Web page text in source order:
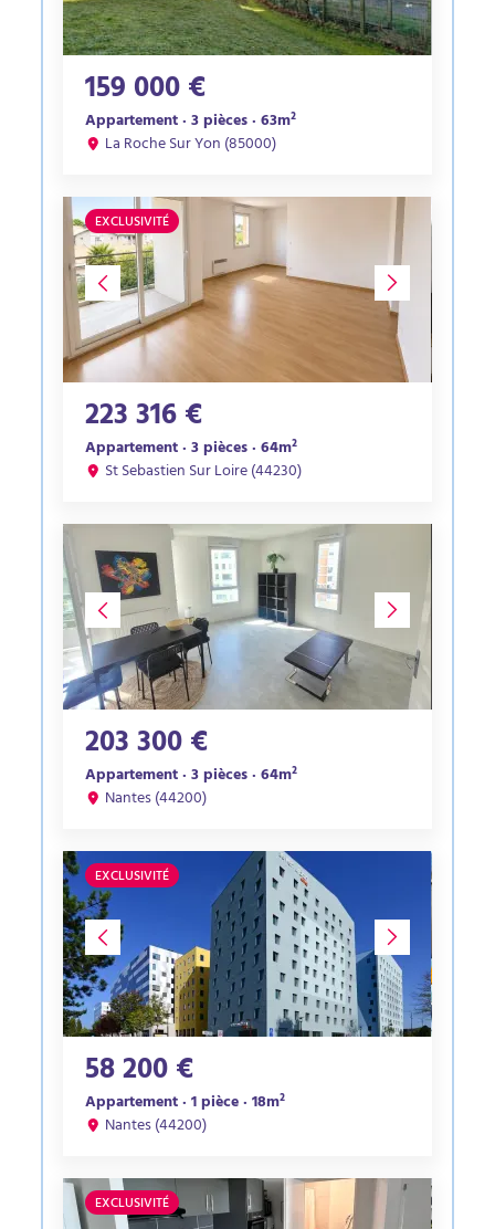
159 000 €
Appartement · 3 pièces · 63m²
La Roche Sur Yon (85000)
EXCLUSIVITÉ
223 316 €
Appartement · 3 pièces · 64m²
St Sebastien Sur Loire (44230)
203 300 €
Appartement · 3 pièces · 64m²
Nantes (44200)
EXCLUSIVITÉ
58 200 €
Appartement · 1 pièce · 18m²
Nantes (44200)
EXCLUSIVITÉ